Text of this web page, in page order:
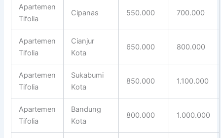
Apartemen
Tifolia
Cipanas 550.000 700.000
Apartemen
Tifolia
Cianjur
Kota
650.000 800.000
Apartemen
Tifolia
Sukabumi
Kota
850.000 1.100.000
Apartemen
Tifolia
Bandung
Kota
800.000 1.000.000